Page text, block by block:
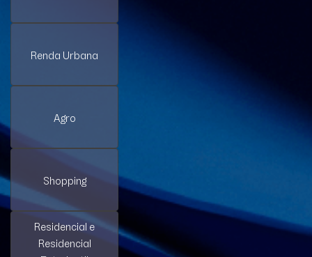
Renda Urbana
Agro
Shopping
Residencial e
Residencial